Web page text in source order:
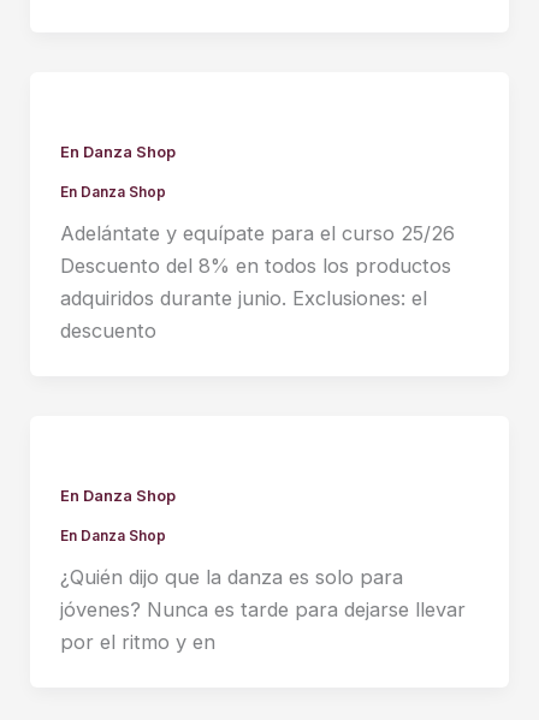
En Danza Shop
En Danza Shop
Adelántate y equípate para el curso 25/26
Descuento del 8% en todos los productos
adquiridos durante junio. Exclusiones: el
descuento
En Danza Shop
En Danza Shop
¿Quién dijo que la danza es solo para
jóvenes? Nunca es tarde para dejarse llevar
por el ritmo y en